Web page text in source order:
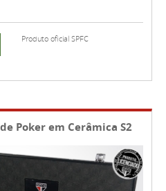
Produto oficial SPFC
Poker em Cerâmica S2